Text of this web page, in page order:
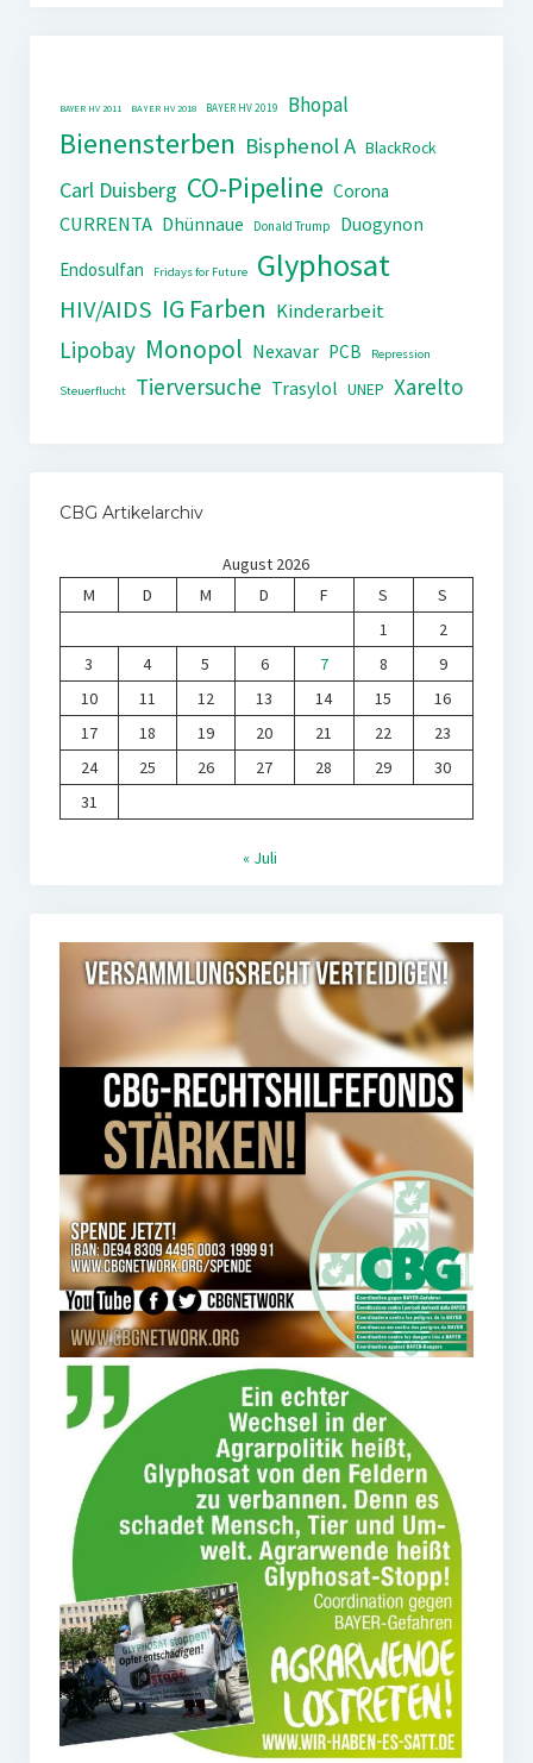
BAYER HV 2011 BAYER HV 2018 BAYER HV 2019 Bhopal
Bienensterben Bisphenol A BlackRock
Carl Duisberg CO-Pipeline Corona
CURRENTA Dhünnaue Donald Trump
Duogynon
Endosulfan
Fridays for Future Glyphosat
HIV/AIDS IG Farben Kinderarbeit
Lipobay Monopol Nexavar PCB Repression
Steuerflucht Tierversuche Trasylol UNEP Xarelto
CBG Artikelarchiv
August 2026
M
D M D F S
S
1
2
3
4 5 6 7 8
9
10
11 12 13 14 15
16
17
18 19 20 21 22
23
24
25 26 27 28 29
30
31
« Juli